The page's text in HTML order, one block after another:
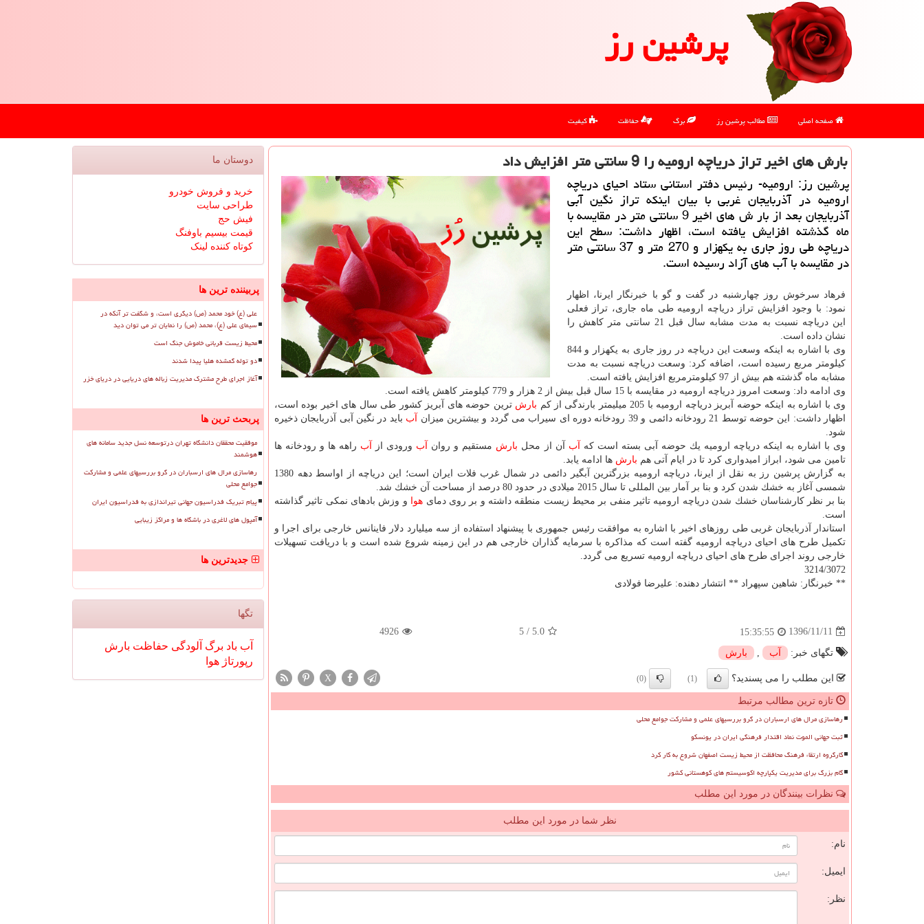
پرشین رز
صفحه اصلی مطالب پرشین رز برگ حفاظت کیفیت
بارش های اخیر تراز دریاچه ارومیه را 9 سانتی متر افزایش داد
پرشین رز: ارومیه- رئیس دفتر استانی ستاد احیای دریاچه
ارومیه در آذربایجان غربی با بیان اینكه تراز نگین آبی
آذربایجان بعد از بار ش های اخیر 9 سانتی متر در مقایسه با
ماه گذشته افزایش یافته است، اظهار داشت: سطح این
دریاچه طی روز جاری به یكهزار و 270 متر و 37 سانتی متر
در مقایسه با آب های آزاد رسیده است.
فرهاد سرخوش روز چهارشنبه در گفت و گو با خبرنگار ایرنا، اظهار
نمود: با وجود افزایش تراز دریاچه ارومیه طی ماه جاری، تراز فعلی
این دریاچه نسبت به مدت مشابه سال قبل 21 سانتی متر كاهش را
نشان داده است.
وی با اشاره به اینكه وسعت این دریاچه در روز جاری به یكهزار و 844
كیلومتر مربع رسیده است، اضافه كرد: وسعت دریاچه نسبت به مدت
مشابه ماه گذشته هم بیش از 97 كیلومترمربع افزایش یافته است.
وی ادامه داد: وسعت امروز دریاچه ارومیه در مقایسه با 15 سال قبل بیش از 2 هزار و 779 كیلومتر كاهش یافته است.
وی با اشاره به اینكه حوضه آبریز دریاچه ارومیه با 205 میلیمتر بارندگی از كم
بارش ترین حوضه های آبریز كشور طی سال های اخیر بوده است،
اظهار داشت: این حوضه توسط 21 رودخانه دائمی و 39 رودخانه دوره ای سیراب می گردد و بیشترین میزان
آب باید در نگین آبی آذربایجان ذخیره
شود.
وی با اشاره به اینكه دریاچه ارومیه یك حوضه آبی بسته است كه
آب آن از محل بارش مستقیم و روان آب ورودی از آب راهه ها و رودخانه ها
تامین می شود، ابراز امیدواری كرد تا در ایام آتی هم بارش ها ادامه یابد.
به گزارش پرشین رز به نقل از ایرنا، دریاچه ارومیه بزرگترین آبگیر دائمی در شمال غرب فلات ایران است؛ این دریاچه از اواسط دهه 1380
شمسی آغاز به خشك شدن كرد و بنا بر آمار بین المللی تا سال 2015 میلادی در حدود 80 درصد از مساحت آن خشك شد.
بنا بر نظر كارشناسان خشك شدن دریاچه ارومیه تاثیر منفی بر محیط زیست منطقه داشته و بر روی دمای هوا
و وزش بادهای نمكی تاثیر گذاشته
است.
استاندار آذربایجان غربی طی روزهای اخیر با اشاره به موافقت رئیس جمهوری با پیشنهاد استفاده از سه میلیارد دلار فاینانس خارجی برای اجرا و
تكمیل طرح های احیای دریاچه ارومیه گفته است كه مذاكره با سرمایه گذاران خارجی هم در این زمینه شروع شده است و با دریافت تسهیلات
خارجی روند اجرای طرح های احیای دریاچه ارومیه تسریع می گردد.
3214/3072
** خبرنگار: شاهین سپهراد ** انتشار دهنده: علیرضا فولادی
1396/11/11
15:35:55
5.0
/
5
4926
تگهای خبر: آب بارش
این مطلب را می پسندید؟ (1)
(0)
X
تازه ترین مطالب مرتبط
رهاسازی مرال های ارسباران در گرو بررسیهای علمی و مشارکت جوامع محلی
ثبت جهانی الموت نماد اقتدار فرهنگی ایران در یونسکو
کارگروه ارتقاء فرهنگ محافظت از محیط زیست اصفهان شروع به کار کرد
گام بزرگ برای مدیریت یکپارچه اکوسیستم های کوهستانی کشور
نظرات بینندگان در مورد این مطلب
نظر شما در مورد این مطلب
نام:
ایمیل:
نظر:
دوستان ما
خرید و فروش خودرو
طراحی سایت
فیش حج
قیمت بیسیم باوفنگ
کوتاه کننده لینک
پربیننده ترین ها
علی (ع) خود محمد (ص) دیگری است، و شگفت تر آنکه در
سیمای علی (ع)، محمد (ص) را نمایان تر می توان دید
محیط زیست قربانی خاموش جنگ است
دو توله گمشده هلیا پیدا شدند
آغاز اجرای طرح مشترک مدیریت زباله های دریایی در دریای خزر
پربحث ترین ها
موفقیت محققان دانشگاه تهران درتوسعه نسل جدید سامانه های
هوشمند
رهاسازی مرال های ارسباران در گرو بررسیهای علمی و مشارکت
جوامع محلی
پیام تبریک فدراسیون جهانی تیراندازی به فدراسیون ایران
آمپول های لاغری در باشگاه ها و مراکز زیبایی
جدیدترین ها
تگها
آب باد برگ آلودگی حفاظت بارش
رپورتاژ هوا